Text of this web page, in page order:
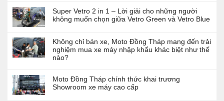
Super Vetro 2 in 1 – Lời giải cho những người
không muốn chọn giữa Vetro Green và Vetro Blue
Không chỉ bán xe, Moto Đồng Tháp mang đến trải
nghiệm mua xe máy nhập khẩu khác biệt như thế
nào?
Moto Đồng Tháp chính thức khai trương
Showroom xe máy cao cấp